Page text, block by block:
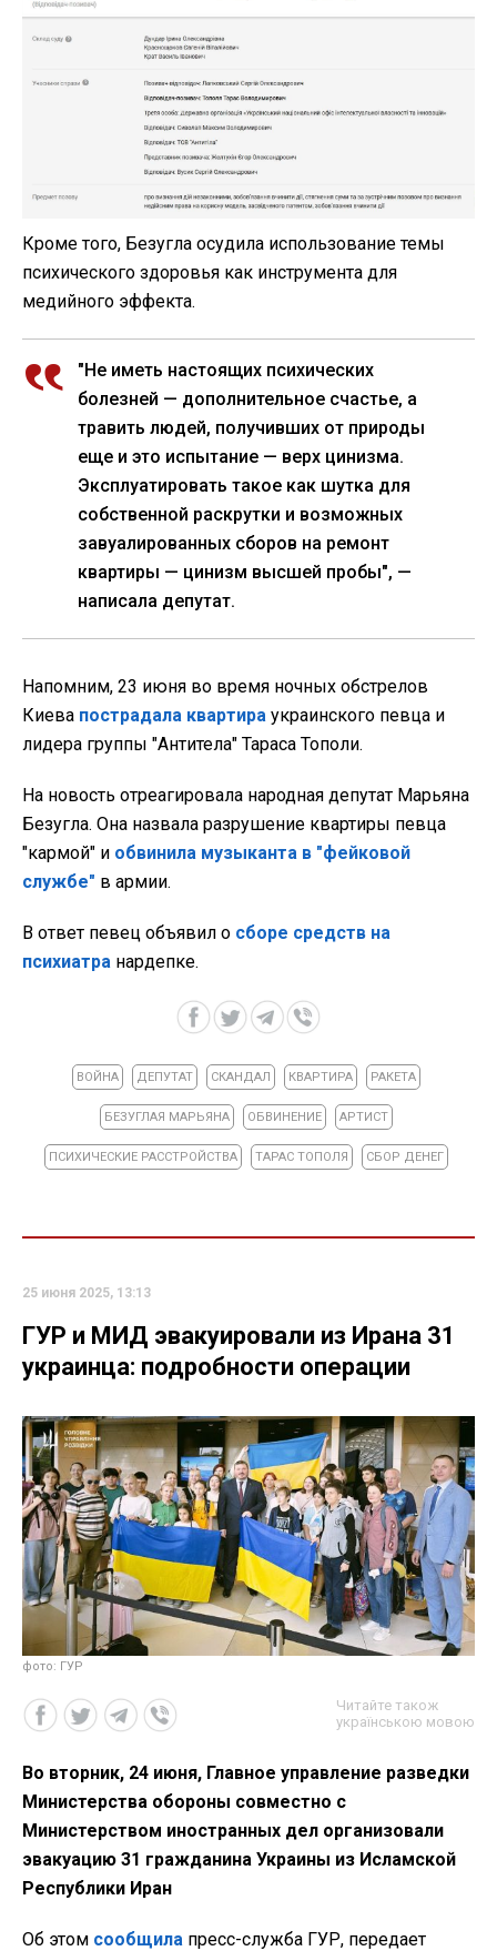
Кроме того, Безугла осудила использование темы
психического здоровья как инструмента для
медийного эффекта.
"Не иметь настоящих психических
болезней — дополнительное счастье, а
травить людей, получивших от природы
еще и это испытание — верх цинизма.
Эксплуатировать такое как шутка для
собственной раскрутки и возможных
завуалированных сборов на ремонт
квартиры — цинизм высшей пробы", —
написала депутат.
Напомним, 23 июня во время ночных обстрелов
Киева пострадала квартира украинского певца и
лидера группы "Антитела" Тараса Тополи.
На новость отреагировала народная депутат Марьяна
Безугла. Она назвала разрушение квартиры певца
"кармой" и обвинила музыканта в "фейковой
службе" в армии.
В ответ певец объявил о сборе средств на
психиатра нардепке.
ВОЙНА ДЕПУТАТ СКАНДАЛ КВАРТИРА РАКЕТА
БЕЗУГЛАЯ МАРЬЯНА ОБВИНЕНИЕ АРТИСТ
ПСИХИЧЕСКИЕ РАССТРОЙСТВА ТАРАС ТОПОЛЯ СБОР ДЕНЕГ
25 июня 2025, 13:13
ГУР и МИД эвакуировали из Ирана 31
украинца: подробности операции
фото: ГУР
Читайте також
українською мовою
Во вторник, 24 июня, Главное управление разведки
Министерства обороны совместно с
Министерством иностранных дел организовали
эвакуацию 31 гражданина Украины из Исламской
Республики Иран
Об этом сообщила пресс-служба ГУР, передает